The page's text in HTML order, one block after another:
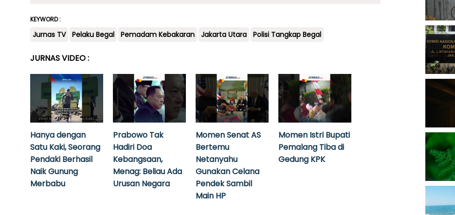
KEYWORD :
Jurnas TV Pelaku Begal Pemadam Kebakaran Jakarta Utara Polisi Tangkap Begal
JURNAS VIDEO :
Hanya dengan
Satu Kaki, Seorang
Pendaki Berhasil
Naik Gunung
Merbabu
Prabowo Tak
Hadiri Doa
Kebangsaan,
Menag: Beliau Ada
Urusan Negara
Momen Senat AS
Bertemu
Netanyahu
Gunakan Celana
Pendek Sambil
Main HP
Momen Istri Bupati
Pemalang Tiba di
Gedung KPK